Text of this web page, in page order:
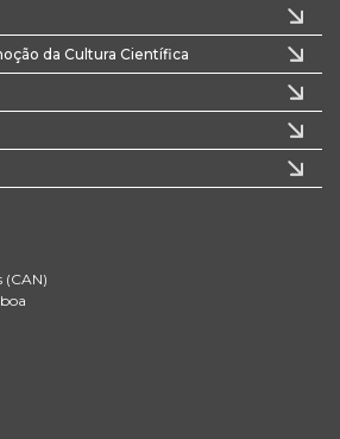
da Cultura Científica
(CAN)